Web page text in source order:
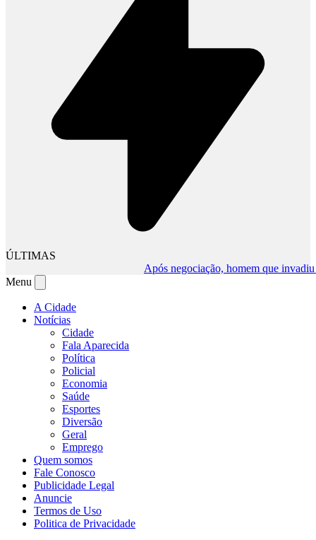
ÚLTIMAS
Após negociação, homem que invadiu
Menu
A Cidade
Notícias
Cidade
Fala Aparecida
Política
Policial
Economia
Saúde
Esportes
Diversão
Geral
Emprego
Quem somos
Fale Conosco
Publicidade Legal
Anuncie
Termos de Uso
Politica de Privacidade